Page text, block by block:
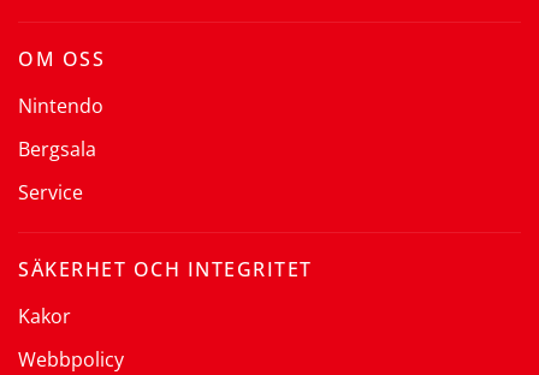
OM OSS
Nintendo
Bergsala
Service
SÄKERHET OCH INTEGRITET
Kakor
Webbpolicy